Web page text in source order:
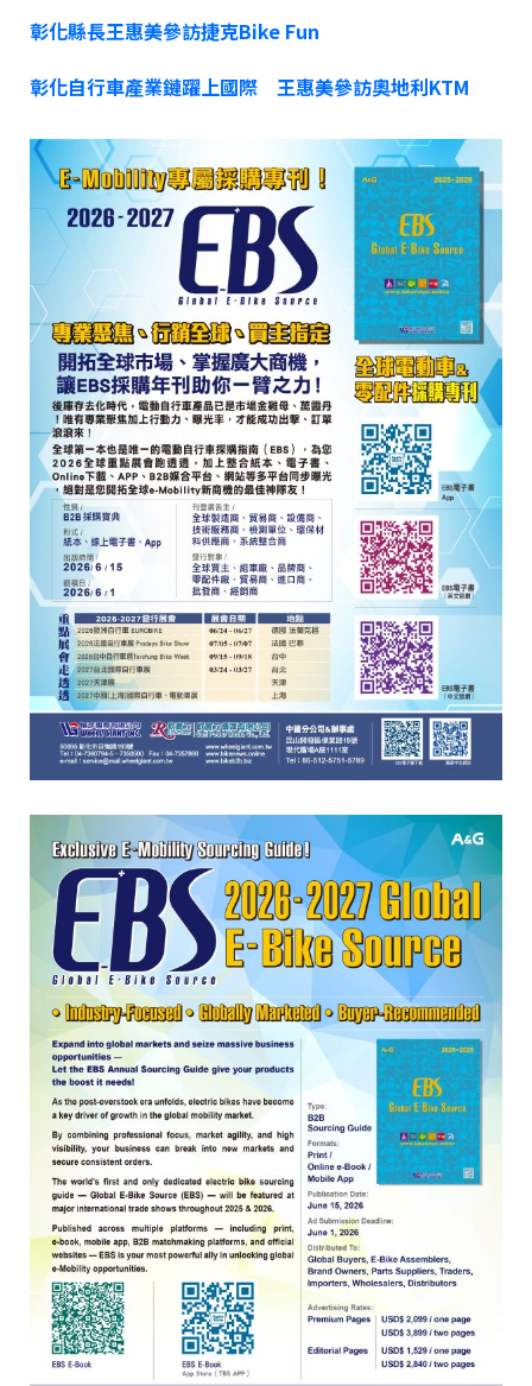
彰化縣長王惠美參訪捷克Bike Fun
彰化自行車產業鏈躍上國際 王惠美參訪奧地利KTM